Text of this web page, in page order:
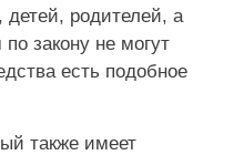
детей, родителей, а
закону не могут
есть подобное
также имеет